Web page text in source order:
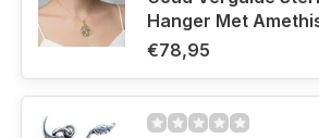
Hanger Met
€78,95